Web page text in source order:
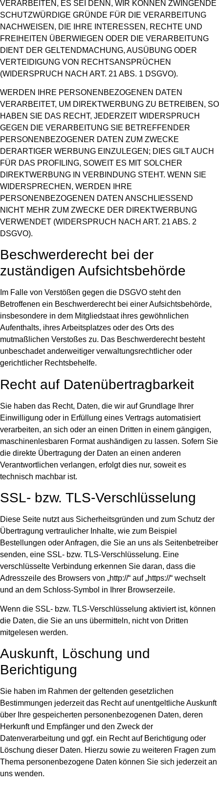
VERARBEITEN, ES SEI DENN, WIR KÖNNEN ZWINGENDE
SCHUTZWÜRDIGE GRÜNDE FÜR DIE VERARBEITUNG
NACHWEISEN, DIE IHRE INTERESSEN, RECHTE UND
FREIHEITEN ÜBERWIEGEN ODER DIE VERARBEITUNG
DIENT DER GELTENDMACHUNG, AUSÜBUNG ODER
VERTEIDIGUNG VON RECHTSANSPRÜCHEN
(WIDERSPRUCH NACH ART. 21 ABS. 1 DSGVO).
WERDEN IHRE PERSONENBEZOGENEN DATEN
VERARBEITET, UM DIREKTWERBUNG ZU BETREIBEN, SO
HABEN SIE DAS RECHT, JEDERZEIT WIDERSPRUCH
GEGEN DIE VERARBEITUNG SIE BETREFFENDER
PERSONENBEZOGENER DATEN ZUM ZWECKE
DERARTIGER WERBUNG EINZULEGEN; DIES GILT AUCH
FÜR DAS PROFILING, SOWEIT ES MIT SOLCHER
DIREKTWERBUNG IN VERBINDUNG STEHT. WENN SIE
WIDERSPRECHEN, WERDEN IHRE
PERSONENBEZOGENEN DATEN ANSCHLIESSEND
NICHT MEHR ZUM ZWECKE DER DIREKTWERBUNG
VERWENDET (WIDERSPRUCH NACH ART. 21 ABS. 2
DSGVO).
Beschwerde­recht bei der
zuständigen Aufsichts­behörde
Im Falle von Verstößen gegen die DSGVO steht den
Betroffenen ein Beschwerderecht bei einer Aufsichtsbehörde,
insbesondere in dem Mitgliedstaat ihres gewöhnlichen
Aufenthalts, ihres Arbeitsplatzes oder des Orts des
mutmaßlichen Verstoßes zu. Das Beschwerderecht besteht
unbeschadet anderweitiger verwaltungsrechtlicher oder
gerichtlicher Rechtsbehelfe.
Recht auf Daten­übertrag­barkeit
Sie haben das Recht, Daten, die wir auf Grundlage Ihrer
Einwilligung oder in Erfüllung eines Vertrags automatisiert
verarbeiten, an sich oder an einen Dritten in einem gängigen,
maschinenlesbaren Format aushändigen zu lassen. Sofern Sie
die direkte Übertragung der Daten an einen anderen
Verantwortlichen verlangen, erfolgt dies nur, soweit es
technisch machbar ist.
SSL- bzw. TLS-Verschlüsselung
Diese Seite nutzt aus Sicherheitsgründen und zum Schutz der
Übertragung vertraulicher Inhalte, wie zum Beispiel
Bestellungen oder Anfragen, die Sie an uns als Seitenbetreiber
senden, eine SSL- bzw. TLS-Verschlüsselung. Eine
verschlüsselte Verbindung erkennen Sie daran, dass die
Adresszeile des Browsers von „http://“ auf „https://“ wechselt
und an dem Schloss-Symbol in Ihrer Browserzeile.
Wenn die SSL- bzw. TLS-Verschlüsselung aktiviert ist, können
die Daten, die Sie an uns übermitteln, nicht von Dritten
mitgelesen werden.
Auskunft, Löschung und
Berichtigung
Sie haben im Rahmen der geltenden gesetzlichen
Bestimmungen jederzeit das Recht auf unentgeltliche Auskunft
über Ihre gespeicherten personenbezogenen Daten, deren
Herkunft und Empfänger und den Zweck der
Datenverarbeitung und ggf. ein Recht auf Berichtigung oder
Löschung dieser Daten. Hierzu sowie zu weiteren Fragen zum
Thema personenbezogene Daten können Sie sich jederzeit an
uns wenden.